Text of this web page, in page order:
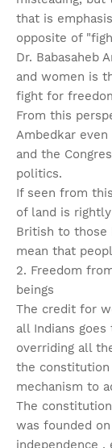
that is
opposite of
Dr. Babasaheb
and women is
fight for
From this
Ambedkar
and the
politics.
If seen from
of land is
British to those
mean that
2. Freedom
beings
The credit for
all Indians
overriding all
the
mechanism to
The
was founded
independence ,